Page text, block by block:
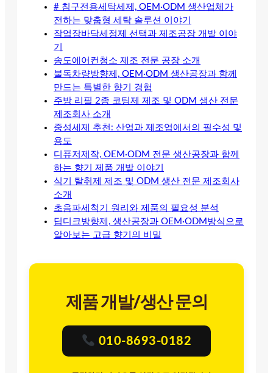
# 침구전용세탁세제, OEM·ODM 생산업체가
전하는 맞춤형 세탁 솔루션 이야기
작업장바닥세정제 선택과 제조공장 개발 이야
기
송도에어컨청소 제조 전문 공장 소개
불독차량방향제, OEM·ODM 생산공장과 함께
만드는 특별한 향기 경험
주방 리필 2종 코팅제 제조 및 ODM 생산 전문
제조회사 소개
중성세제 추천: 산업과 제조업에서의 필수성 및
용도
디퓨저제작, OEM·ODM 전문 생산공장과 함께
하는 향기 제품 개발 이야기
식기 탈취제 제조 및 ODM 생산 전문 제조회사
소개
초음파세척기 원리와 제품의 필요성 분석
딥디크방향제, 생산공장과 OEM·ODM방식으로
알아보는 고급 향기의 비밀
제품 개발/생산 문의
010-8693-0182